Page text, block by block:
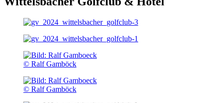
© Ralf Gamböck
© Ralf Gamböck